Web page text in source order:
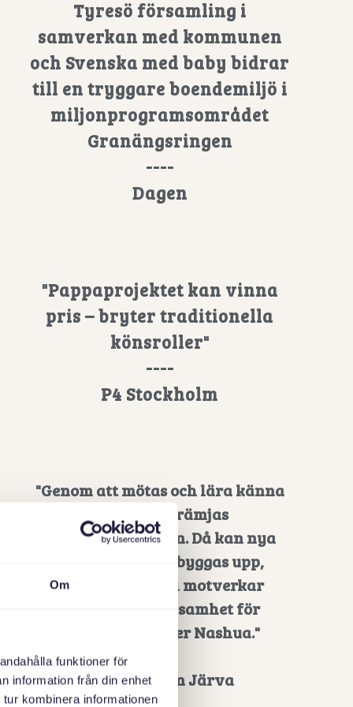
Om
funktioner för
information från din enhet
kombinera informationen
Tyresö församling i
samverkan med kommunen
och Svenska med baby bidrar
till en tryggare boendemiljö i
miljonprogramsområdet
Granängsringen
----
Dagen
"Pappaprojektet kan vinna
pris – bryter traditionella
könsroller"
----
P4 Stockholm
"Genom att mötas och lära känna
varandra främjas
språkutvecklingen. Då kan nya
sociala nätverk byggas upp,
samtidigt som vi motverkar
isolering och ensamhet för
seniorerna, säger Nashua."
Nyhetsbyrån Järva